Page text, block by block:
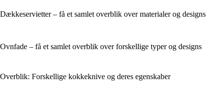
Dækkeservietter – få et samlet overblik over materialer og designs
Ovnfade – få et samlet overblik over forskellige typer og designs
Overblik: Forskellige kokkeknive og deres egenskaber